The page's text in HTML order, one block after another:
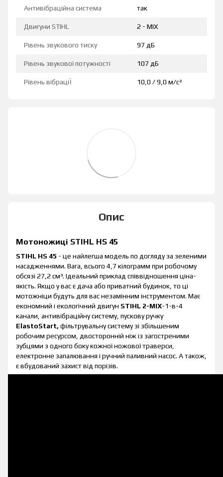
Антивібраційна система так
Двигуни STIHL 2 - MIX
Рівень звукового тиску 97 дБ
Рівень звукової потужності 107 дБ
Рівень вібраціЇ 10,0 / 9,0 м/с²
Опис
Мотоножиці STIHL HS 45
STIHL HS 45 - це найлегша модель по догляду за зеленими
насадженнями. Вага, всього 4,7 кілограмм при робочому
обсязі 27,2 см³. Ідеальний приклад співвідношення ціна-
якість. Якщо у вас є дача або приватний будинок, то ці
мотожніци будуть для вас незамінним інструментом. Має
економний і екологічний двигун STIHL 2-MIX-1-в-4
канали, антивібраційну систему, пускову ручку
ElastoStart, фільтрувальну систему зі збільшеним
робочим ресурсом, двосторонній ніж із загостреними
зубцями з одного боку кожної ножової траверси,
електронне запалювання і ручний паливний насос. А також,
є вбудований захист від порізів.